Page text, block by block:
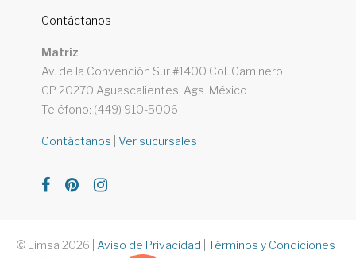
Contáctanos
Matriz
Av. de la Convención Sur #1400 Col. Caminero
CP 20270 Aguascalientes, Ags. México
Teléfono: (449) 910-5006
Contáctanos |Ver sucursales
© Limsa 2026 Aviso de Privacidad Términos y Condiciones